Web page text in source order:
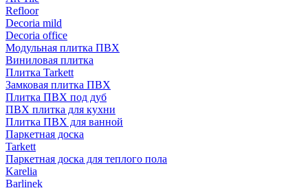
Refloor
Decoria mild
Decoria office
Модульная плитка ПВХ
Виниловая плитка
Плитка Tarkett
Замковая плитка ПВХ
Плитка ПВХ под дуб
ПВХ плитка для кухни
Плитка ПВХ для ванной
Паркетная доска
Tarkett
Паркетная доска для теплого пола
Karelia
Barlinek